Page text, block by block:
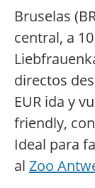
Bruselas
central, a
directos
EUR ida y
friendly,
Ideal para
al Zoo